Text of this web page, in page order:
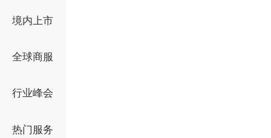
境内上市
全球商服
行业峰会
热门服务